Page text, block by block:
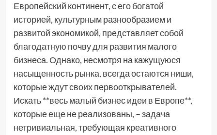
Европейский континент, с его богатой
историей, культурным разнообразием и
развитой экономикой, представляет собой
благодатную почву для развития малого
бизнеса. Однако, несмотря на кажущуюся
насыщенность рынка, всегда остаются ниши,
которые ждут своих первооткрывателей.
Искать **весь малый бизнес идеи в Европе**,
которые еще не реализованы, – задача
нетривиальная, требующая креативного